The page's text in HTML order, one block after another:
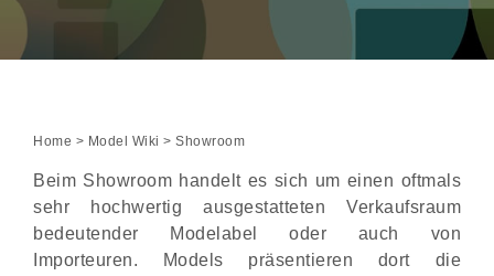
Home > Model Wiki > Showroom
Beim Showroom handelt es sich um einen oftmals
sehr hochwertig ausgestatteten Verkaufsraum
bedeutender Modelabel oder auch von
Importeuren. Models präsentieren dort die